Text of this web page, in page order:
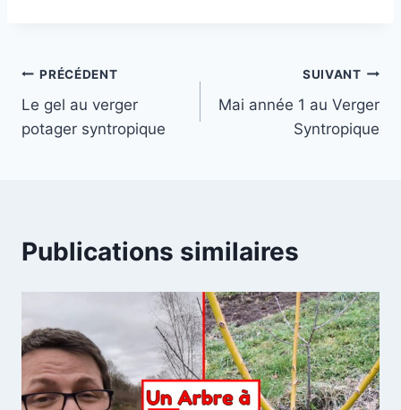
Navigation
de
PRÉCÉDENT
Le gel au verger
potager syntropique
SUIVANT
Mai année 1 au Verger
Syntropique
Publications similaires